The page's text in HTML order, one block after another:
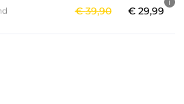
€39,90 € 29,99